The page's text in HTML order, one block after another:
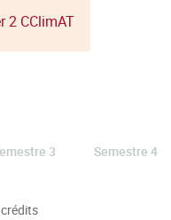
2 CClimAT
3 Semestre 4